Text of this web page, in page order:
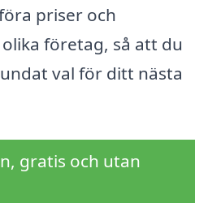
priser och
företag, så att du
val för ditt nästa
gratis och utan